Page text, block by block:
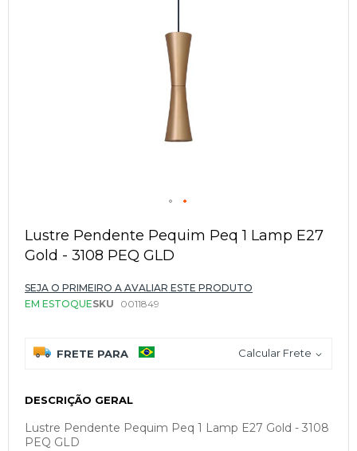
para
início
Galeria
de
Lustre Pendente Pequim Peq 1 Lamp E27
Gold - 3108 PEQ GLD
SEJA O PRIMEIRO A AVALIAR ESTE PRODUTO
EM ESTOQUESKU 0011849
FRETE PARA Calcular Frete
DESCRIÇÃO GERAL
Lustre Pendente Pequim Peq 1 Lamp E27 Gold - 3108
PEQ GLD